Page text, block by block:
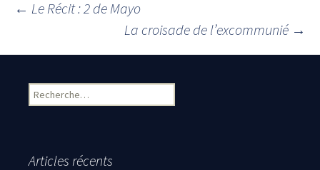
Navigation des articles
← Le Récit : 2 de Mayo
La croisade de l’excommunié →
Rechercher :
Articles récents